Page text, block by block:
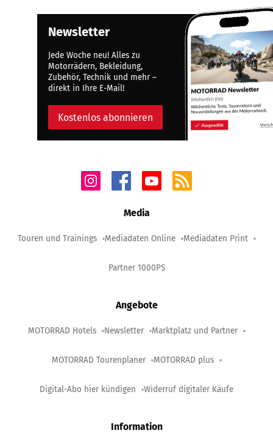
Newsletter
Jede Woche neu! Alles zu
Motorrädern, Bekleidung,
Zubehör, Technik und mehr –
direkt in Ihre E-Mail!
Kostenlos abonnieren
Media
Touren und Trainings Mediadaten Online Mediadaten Print
Partner 1000PS
Angebote
MOTORRAD Hotels Newsletter Marktplatz und Partner
MOTORRAD Tourenplaner MOTORRAD plus
Digital-Abo hier kündigen Widerruf digitaler Käufe
Information